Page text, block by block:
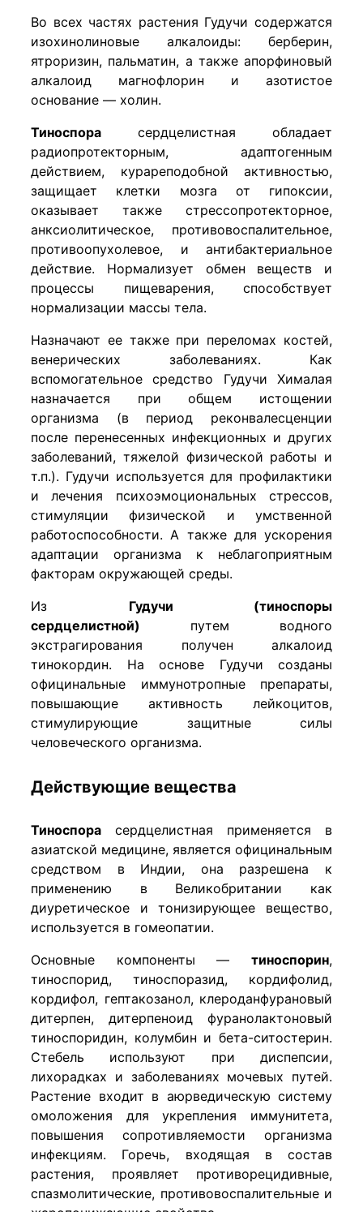
​Во всех частях растения Гудучи содержатся
изохинолиновые алкалоиды: берберин,
ятроризин, пальматин, а также апорфиновый
алкалоид магнофлорин и азотистое
основание — холин.
Тиноспора сердцелистная обладает
радиопротекторным, адаптогенным
действием, курареподобной активностью,
защищает клетки мозга от гипоксии,
оказывает также стрессопротекторное,
анксиолитическое, противовоспалительное,
противоопухолевое, и антибактериальное
действие. Нормализует обмен веществ и
процессы пищеварения, способствует
нормализации массы тела.
Назначают ее также при переломах костей,
венерических заболеваниях. Как
вспомогательное средство Гудучи Хималая
назначается при общем истощении
организма (в период реконвалесценции
после перенесенных инфекционных и других
заболеваний, тяжелой физической работы и
т.п.). Гудучи используется для профилактики
и лечения психоэмоциональных стрессов,
стимуляции физической и умственной
работоспособности. А также для ускорения
адаптации организма к неблагоприятным
факторам окружающей среды.
Из Гудучи (тиноспоры
сердцелистной) путем водного
экстрагирования получен алкалоид
тинокордин. На основе Гудучи созданы
официнальные иммунотропные препараты,
повышающие активность лейкоцитов,
стимулирующие защитные силы
человеческого организма.
Действующие вещества
Тиноспора сердцелистная применяется в
азиатской медицине, является официнальным
средством в Индии, она разрешена к
применению в Великобритании как
диуретическое и тонизирующее вещество,
используется в гомеопатии.
Основные компоненты — тиноспорин,
тиноспорид, тиноспоразид, кордифолид,
кордифол, гептакозанол, клероданфурановый
дитерпен, дитерпеноид фуранолактоновый
тиноспоридин, колумбин и бета-ситостерин.
Стебель используют при диспепсии,
лихорадках и заболеваниях мочевых путей.
Растение входит в аюрведическую систему
омоложения для укрепления иммунитета,
повышения сопротивляемости организма
инфекциям. Горечь, входящая в состав
растения, проявляет противорецидивные,
спазмолитические, противовоспалительные и